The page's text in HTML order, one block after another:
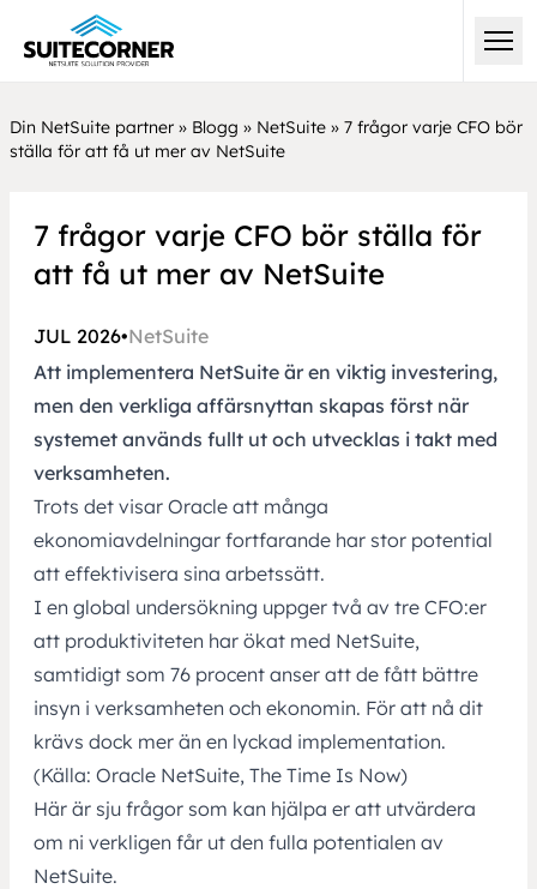
Din NetSuite partner » Blogg » NetSuite » 7 frågor varje CFO bör
ställa för att få ut mer av NetSuite
7 frågor varje CFO bör ställa för
att få ut mer av NetSuite
JUL 2026•NetSuite
Att implementera NetSuite är en viktig investering,
men den verkliga affärsnyttan skapas först när
systemet används fullt ut och utvecklas i takt med
verksamheten.
Trots det visar Oracle att många
ekonomiavdelningar fortfarande har stor potential
att effektivisera sina arbetssätt.
I en global undersökning uppger två av tre CFO:er
att produktiviteten har ökat med NetSuite,
samtidigt som 76 procent anser att de fått bättre
insyn i verksamheten och ekonomin. För att nå dit
krävs dock mer än en lyckad implementation.
(Källa: Oracle NetSuite, The Time Is Now)
Här är sju frågor som kan hjälpa er att utvärdera
om ni verkligen får ut den fulla potentialen av
NetSuite.